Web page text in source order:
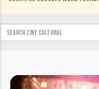
Search for: